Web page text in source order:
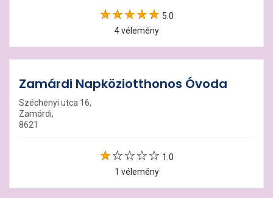
5.0
4 vélemény
Zamárdi Napköziotthonos Óvoda
Széchenyi utca 16,
Zamárdi,
8621
1.0
1 vélemény